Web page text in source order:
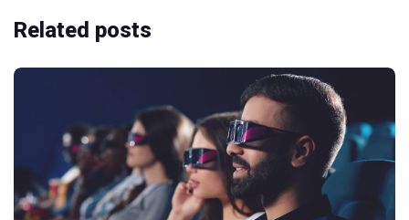
Related posts